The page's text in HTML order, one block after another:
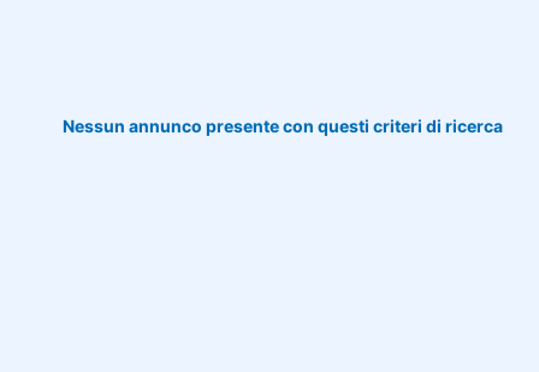
Nessun annunco presente con questi criteri di ricerca